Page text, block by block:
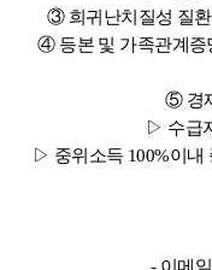
③ 희귀난치질성 질환
④ 등본 및 가족관계증
⑤ 경
▷ 수급
▷ 중위소득 100%이내
- 이메